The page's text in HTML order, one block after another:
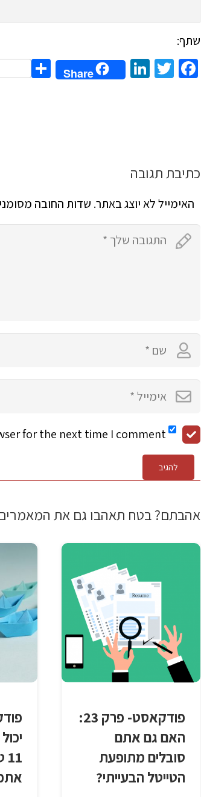
שתף:
Facebook
Twitter
LinkedIn
Share
כתיבת תגובה
האימייל לא יוצג באתר. שדות החובה
for the next time I comment.
להגיב
אהבתם? בטח תאהבו גם את
פודקאסט- פרק 23:
האם גם אתם
סובלים מתופעת
הטייטל הבעייתי?